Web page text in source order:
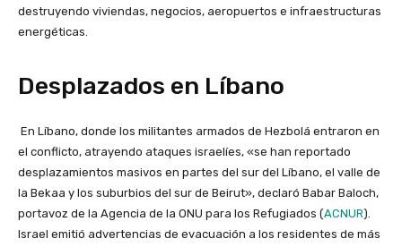
destruyendo viviendas, negocios, aeropuertos e infraestructuras
energéticas.
Desplazados en Líbano
En Líbano, donde los militantes armados de Hezbolá entraron en
el conflicto, atrayendo ataques israelíes, «se han reportado
desplazamientos masivos en partes del sur del Líbano, el valle de
la Bekaa y los suburbios del sur de Beirut», declaró Babar Baloch,
portavoz de la Agencia de la ONU para los Refugiados (ACNUR).
Israel emitió advertencias de evacuación a los residentes de más